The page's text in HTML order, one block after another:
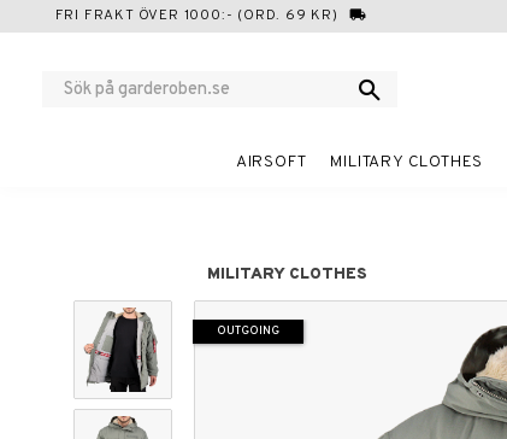
FRI FRAKT ÖVER 1000:- (ORD. 69 KR) local_shipping
AIRSOFT MILITARY CLOTHES
MILITARY CLOTHES
OUTGOING